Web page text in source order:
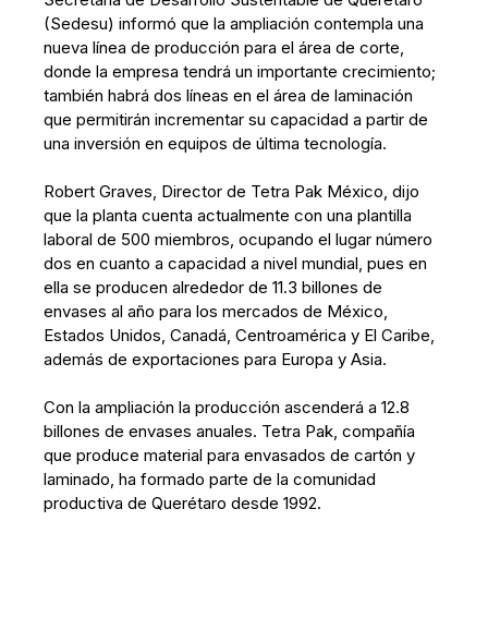
(Sedesu) informó que la ampliación contempla una
nueva línea de producción para el área de corte,
donde la empresa tendrá un importante crecimiento;
también habrá dos líneas en el área de laminación
que permitirán incrementar su capacidad a partir de
una inversión en equipos de última tecnología.
Robert Graves, Director de Tetra Pak México, dijo
que la planta cuenta actualmente con una plantilla
laboral de 500 miembros, ocupando el lugar número
dos en cuanto a capacidad a nivel mundial, pues en
ella se producen alrededor de 11.3 billones de
envases al año para los mercados de México,
Estados Unidos, Canadá, Centroamérica y El Caribe,
además de exportaciones para Europa y Asia.
Con la ampliación la producción ascenderá a 12.8
billones de envases anuales. Tetra Pak, compañía
que produce material para envasados de cartón y
laminado, ha formado parte de la comunidad
productiva de Querétaro desde 1992.